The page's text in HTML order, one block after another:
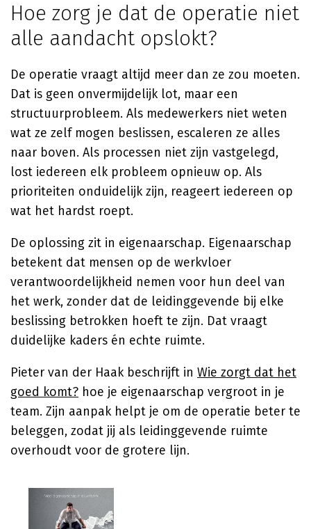
Hoe zorg je dat de operatie niet
alle aandacht opslokt?
De operatie vraagt altijd meer dan ze zou moeten.
Dat is geen onvermijdelijk lot, maar een
structuurprobleem. Als medewerkers niet weten
wat ze zelf mogen beslissen, escaleren ze alles
naar boven. Als processen niet zijn vastgelegd,
lost iedereen elk probleem opnieuw op. Als
prioriteiten onduidelijk zijn, reageert iedereen op
wat het hardst roept.
De oplossing zit in eigenaarschap. Eigenaarschap
betekent dat mensen op de werkvloer
verantwoordelijkheid nemen voor hun deel van
het werk, zonder dat de leidinggevende bij elke
beslissing betrokken hoeft te zijn. Dat vraagt
duidelijke kaders én echte ruimte.
Pieter van der Haak beschrijft in Wie zorgt dat het
goed komt? hoe je eigenaarschap vergroot in je
team. Zijn aanpak helpt je om de operatie beter te
beleggen, zodat jij als leidinggevende ruimte
overhoudt voor de grotere lijn.